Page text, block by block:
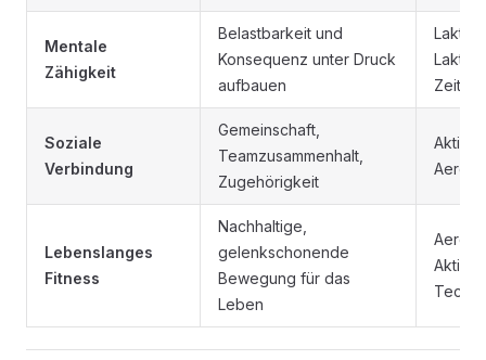
Mentale
Zähigkeit
Belastbarkeit und
Konsequenz unter Druck
aufbauen
Soziale
Verbindung
Gemeinschaft,
Teamzusammenhalt,
Zugehörigkeit
Aktive
Lebenslanges
Fitness
Nachhaltige,
gelenkschonende
Bewegung für das
Leben
Aktive